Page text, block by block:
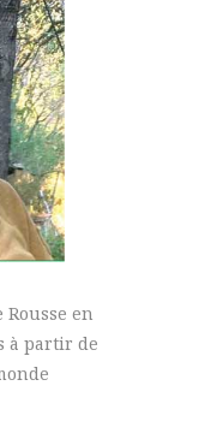
en
à partir de